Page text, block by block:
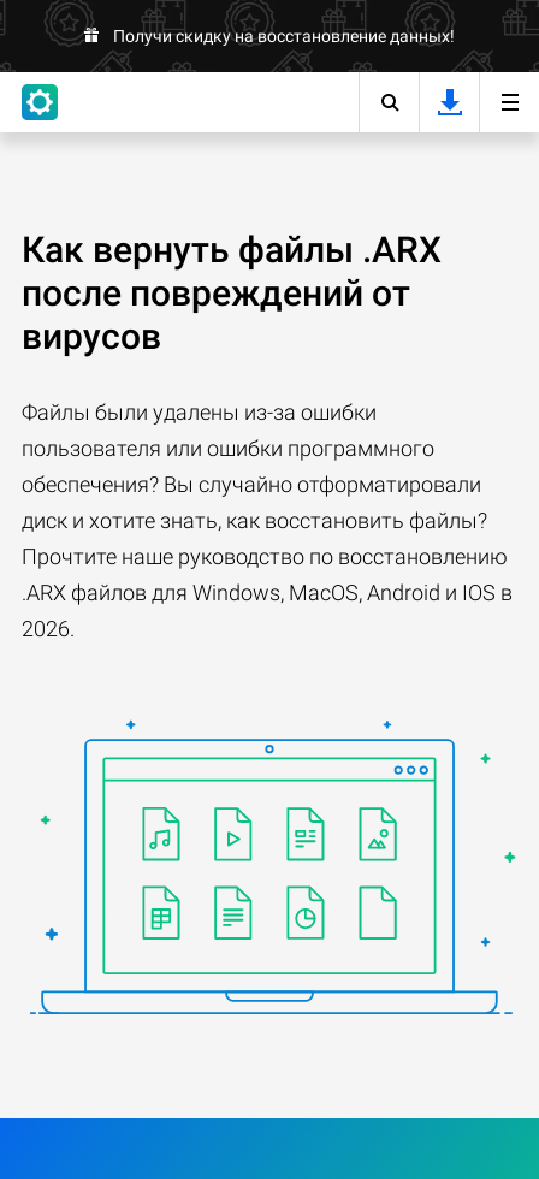
Получи скидку на восстановление данных!
Как вернуть файлы .ARX
после повреждений от
вирусов
Файлы были удалены из-за ошибки
пользователя или ошибки программного
обеспечения? Вы случайно отформатировали
диск и хотите знать, как восстановить файлы?
Прочтите наше руководство по восстановлению
.ARX файлов для Windows, MacOS, Android и IOS в
2026.